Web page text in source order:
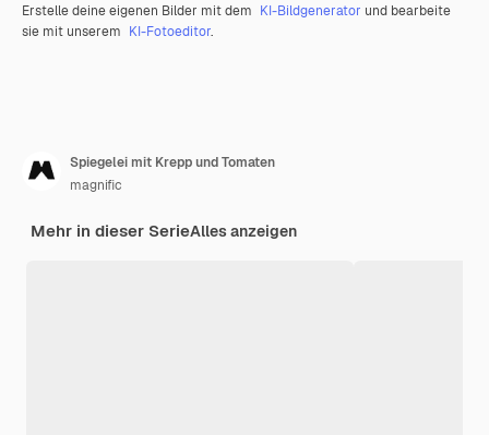
Erstelle deine eigenen Bilder mit dem KI-Bildgenerator und bearbeite
sie mit unserem KI-Fotoeditor.
Spiegelei mit Krepp und Tomaten
magnific
Mehr in dieser SerieAlles anzeigen